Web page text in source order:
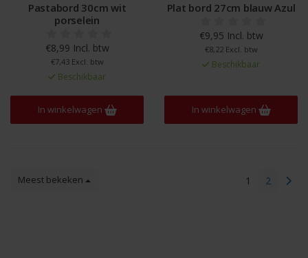
Pastabord 30cm wit
porselein
€8,99 Incl. btw
€7,43 Excl. btw
Beschikbaar
In winkelwagen
Plat bord 27cm blauw Azul
€9,95 Incl. btw
€8,22 Excl. btw
Beschikbaar
In winkelwagen
Meest bekeken 1 2